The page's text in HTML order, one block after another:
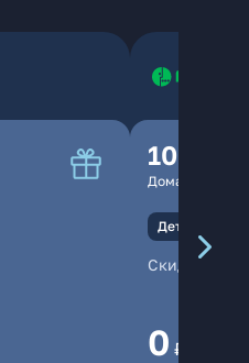
100
Домашний
Детали
Скидка
0 ₽/мес